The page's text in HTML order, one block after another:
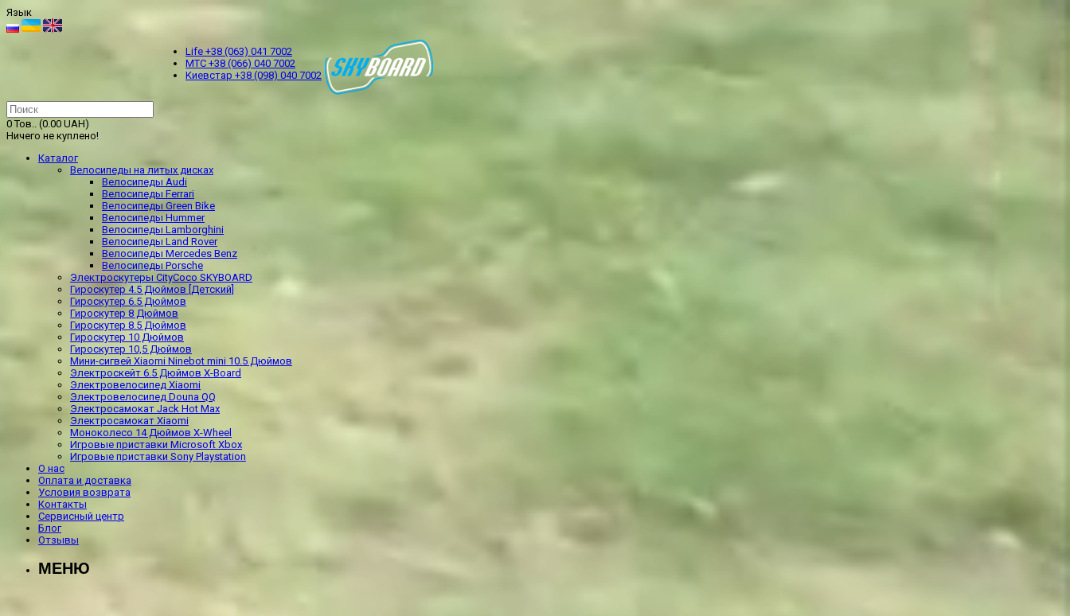
Язык
Life +38 (063) 041 7002
МТС +38 (066) 040 7002
Kиевстар +38 (098) 040 7002
0 Тов.. (0.00 UAH)
Ничего не куплено!
Каталог
Велосипеды на литых дисках
Велосипеды Audi
Велосипеды Ferrari
Велосипеды Green Bike
Велосипеды Hummer
Велосипеды Lamborghini
Велосипеды Land Rover
Велосипеды Mercedes Benz
Велосипеды Porsche
Электроскутеры CityCoco SKYBOARD
Гироскутер 4.5 Дюймов [Детский]
Гироскутер 6.5 Дюймов
Гироскутер 8 Дюймов
Гироскутер 8.5 Дюймов
Гироскутер 10 Дюймов
Гироскутер 10,5 Дюймов
Мини-сигвей Xiaomi Ninebot mini 10.5 Дюймов
Электроскейт 6.5 Дюймов X-Board
Электровелосипед Xiaomi
Электровелосипед Douna QQ
Электросамокат Jack Hot Max
Электросамокат Xiaomi
Моноколесо 14 Дюймов X-Wheel
Игровые приставки Microsoft Xbox
Игровые приставки Sony Playstation
О нас
Оплата и доставка
Условия возврата
Контакты
Сервисный центр
Блог
Отзывы
МЕНЮ